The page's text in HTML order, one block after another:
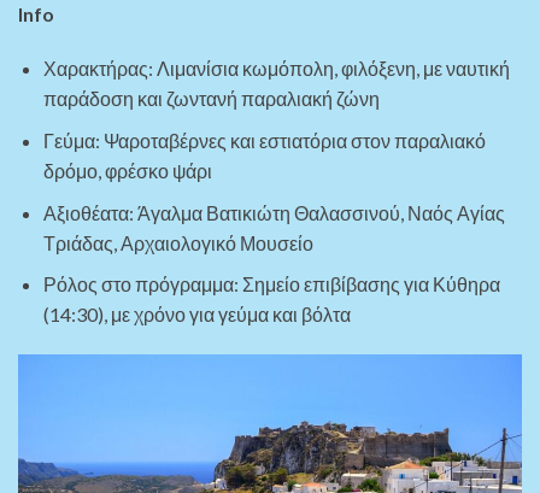
Info
Χαρακτήρας: Λιμανίσια κωμόπολη, φιλόξενη, με ναυτική
παράδοση και ζωντανή παραλιακή ζώνη
Γεύμα: Ψαροταβέρνες και εστιατόρια στον παραλιακό
δρόμο, φρέσκο ψάρι
Αξιοθέατα: Άγαλμα Βατικιώτη Θαλασσινού, Ναός Αγίας
Τριάδας, Αρχαιολογικό Μουσείο
Ρόλος στο πρόγραμμα: Σημείο επιβίβασης για Κύθηρα
(14:30), με χρόνο για γεύμα και βόλτα